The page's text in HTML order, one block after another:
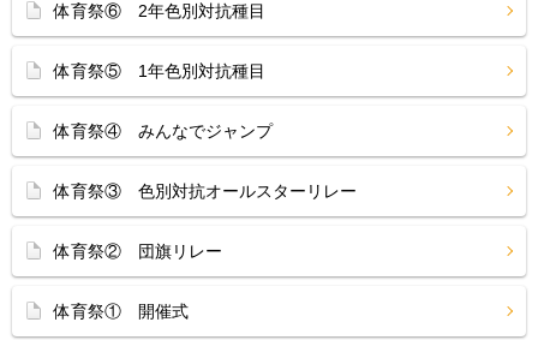
体育祭⑥ 2年色別対抗種目
体育祭⑤ 1年色別対抗種目
体育祭④ みんなでジャンプ
体育祭③ 色別対抗オールスターリレー
体育祭② 団旗リレー
体育祭① 開催式